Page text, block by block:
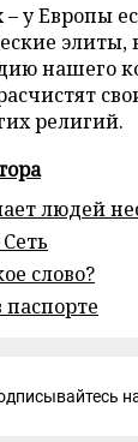
у Европы
нашего
религий.
людей
слово?